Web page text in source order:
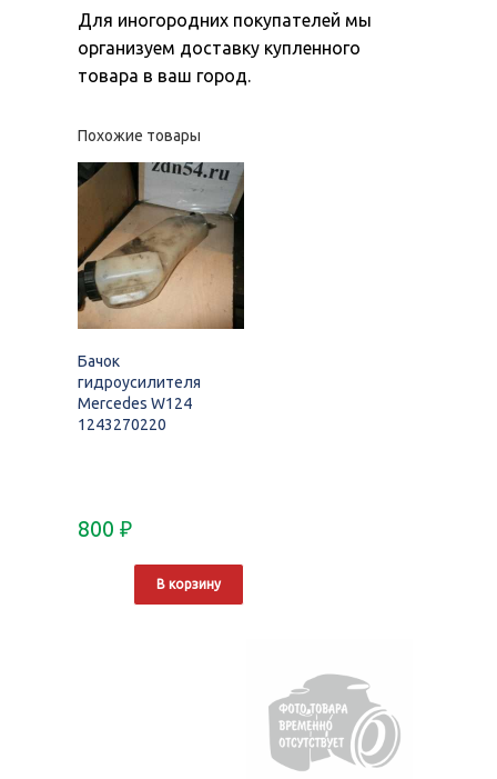
Для иногородних покупателей мы
организуем доставку купленного
товара в ваш город.
Похожие товары
Бачок
гидроусилителя
Mercedes W124
1243270220
800 ₽
В корзину